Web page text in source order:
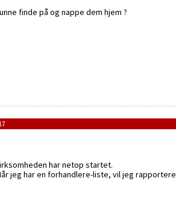
finde på og nappe dem hjem ?
har netop startet.
jeg har en forhandlere-liste, vil jeg